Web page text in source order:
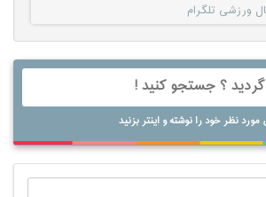
ورزشی تلگرام
مورد نظر خود را نوشته و اینتر بزنید